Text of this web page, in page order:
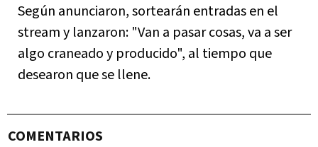
Según anunciaron, sortearán entradas en el
stream y lanzaron: "Van a pasar cosas, va a ser
algo craneado y producido", al tiempo que
desearon que se llene.
COMENTARIOS